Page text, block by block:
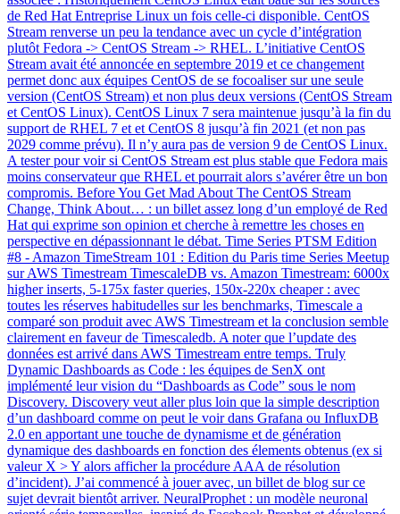
de Red Hat Entreprise Linux un fois celle-ci disponible. CentOS
Stream renverse un peu la tendance avec un cycle d’intégration
plutôt Fedora -> CentOS Stream -> RHEL. L’initiative CentOS
Stream avait été annoncée en septembre 2019 et ce changement
permet donc aux équipes CentOS de se focoaliser sur une seule
version (CentOS Stream) et non plus deux versions (CentOS Stream
et CentOS Linux). CentOS Linux 7 sera maintenue jusqu’à la fin du
support de RHEL 7 et et CentOS 8 jusqu’à fin 2021 (et non pas
2029 comme prévu). Il n’y aura pas de version 9 de CentOS Linux.
A tester pour voir si CentOS Stream est plus stable que Fedora mais
moins conservateur que RHEL et pourrait alors s’avérer être un bon
compromis. Before You Get Mad About The CentOS Stream
Change, Think About… : un billet assez long d’un employé de Red
Hat qui exprime son opinion et cherche à remettre les choses en
perspective en dépassionnant le débat. Time Series PTSM Edition
#8 - Amazon TimeStream 101 : Edition du Paris time Series Meetup
sur AWS Timestream TimescaleDB vs. Amazon Timestream: 6000x
higher inserts, 5-175x faster queries, 150x-220x cheaper : avec
toutes les réserves habitudelles sur les benchmarks, Timescale a
comparé son produit avec AWS Timestream et la conclusion semble
clairement en faveur de Timescaledb. A noter que l’update des
données est arrivé dans AWS Timestream entre temps. Truly
Dynamic Dashboards as Code : les équipes de SenX ont
implémenté leur vision du “Dashboards as Code” sous le nom
Discovery. Discovery veut aller plus loin que la simple description
d’un dashboard comme on peut le voir dans Grafana ou InfluxDB
2.0 en apportant une touche de dynamisme et de génération
dynamique des dashboards en fonction des élements obtenus (ex si
valeur X > Y alors afficher la procédure AAA de résolution
d’incident). J’ai commencé à jouer avec, un billet de blog sur ce
sujet devrait bientôt arriver. NeuralProphet : un modèle neuronal